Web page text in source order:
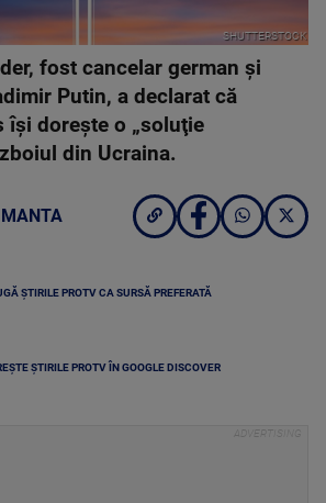
SHUTTERSTOCK
fost cancelar german şi
Putin, a declarat că
îşi doreşte o „soluţie
din Ucraina.
ȘTIRILE PROTV CA SURSĂ PREFERATĂ
ȘTIRILE PROTV ÎN GOOGLE DISCOVER